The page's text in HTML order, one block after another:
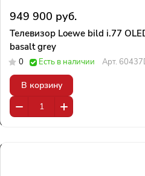
949 900 руб.
Телевизор Loewe bild i.77
basalt grey
0 Есть в наличии Арт.
В корзину